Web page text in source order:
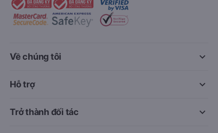
keyboard_arrow_down
Về chúng tôi
keyboard_arrow_down
Hỗ trợ
keyboard_arrow_down
Trở thành đối tác